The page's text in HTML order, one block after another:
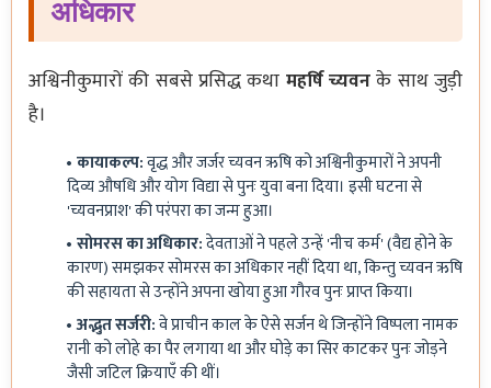
अधिकार
अश्विनीकुमारों की सबसे प्रसिद्ध कथा महर्षि च्यवनके साथ जुड़ी
है।
कायाकल्प:वृद्ध और जर्जर च्यवन ऋषि को अश्विनीकुमारों ने अपनी
दिव्य औषधि और योग विद्या से पुनः युवा बना दिया। इसी घटना से
'च्यवनप्राश' की परंपरा का जन्म हुआ।
सोमरस का अधिकार:देवताओं ने पहले उन्हें 'नीच कर्म' (वैद्य होने के
कारण) समझकर सोमरस का अधिकार नहीं दिया था, किन्तु च्यवन ऋषि
की सहायता से उन्होंने अपना खोया हुआ गौरव पुनः प्राप्त किया।
अद्भुत सर्जरी:वे प्राचीन काल के ऐसे सर्जन थे जिन्होंने विष्पला नामक
रानी को लोहे का पैर लगाया था और घोड़े का सिर काटकर पुनः जोड़ने
जैसी जटिल क्रियाएँ की थीं।